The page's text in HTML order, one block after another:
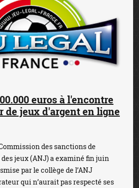
euros à l'encontre
de jeux d'argent en ligne
des sanctions de
jeux (ANJ) a examiné fin juin
par le collège de l’ANJ
qui n’aurait pas respecté ses